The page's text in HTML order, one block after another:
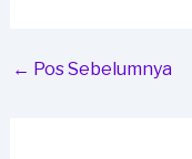
Post
← Pos Sebelumnya